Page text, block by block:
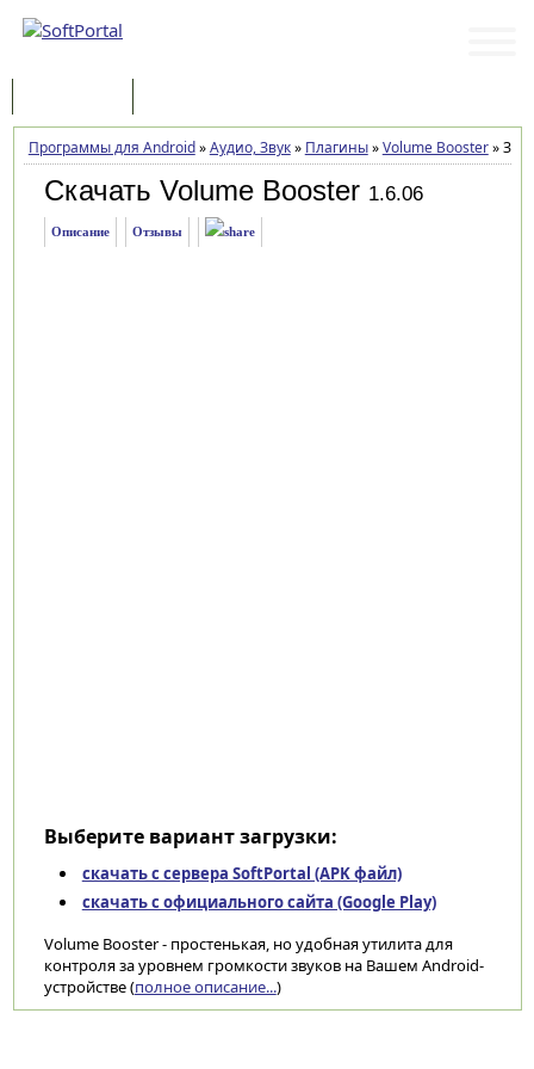
Программы для Android»Аудио, Звук» Плагины»Volume Booster»
Скачать Volume Booster 1.6.06
Описание Отзывы
Выберите вариант загрузки:
скачать с сервера SoftPortal (APK файл)
скачать с официального сайта (Google Play)
Volume Booster - простенькая, но удобная утилита для
контроля за уровнем громкости звуков на Вашем Android-
устройстве (полное описание...)